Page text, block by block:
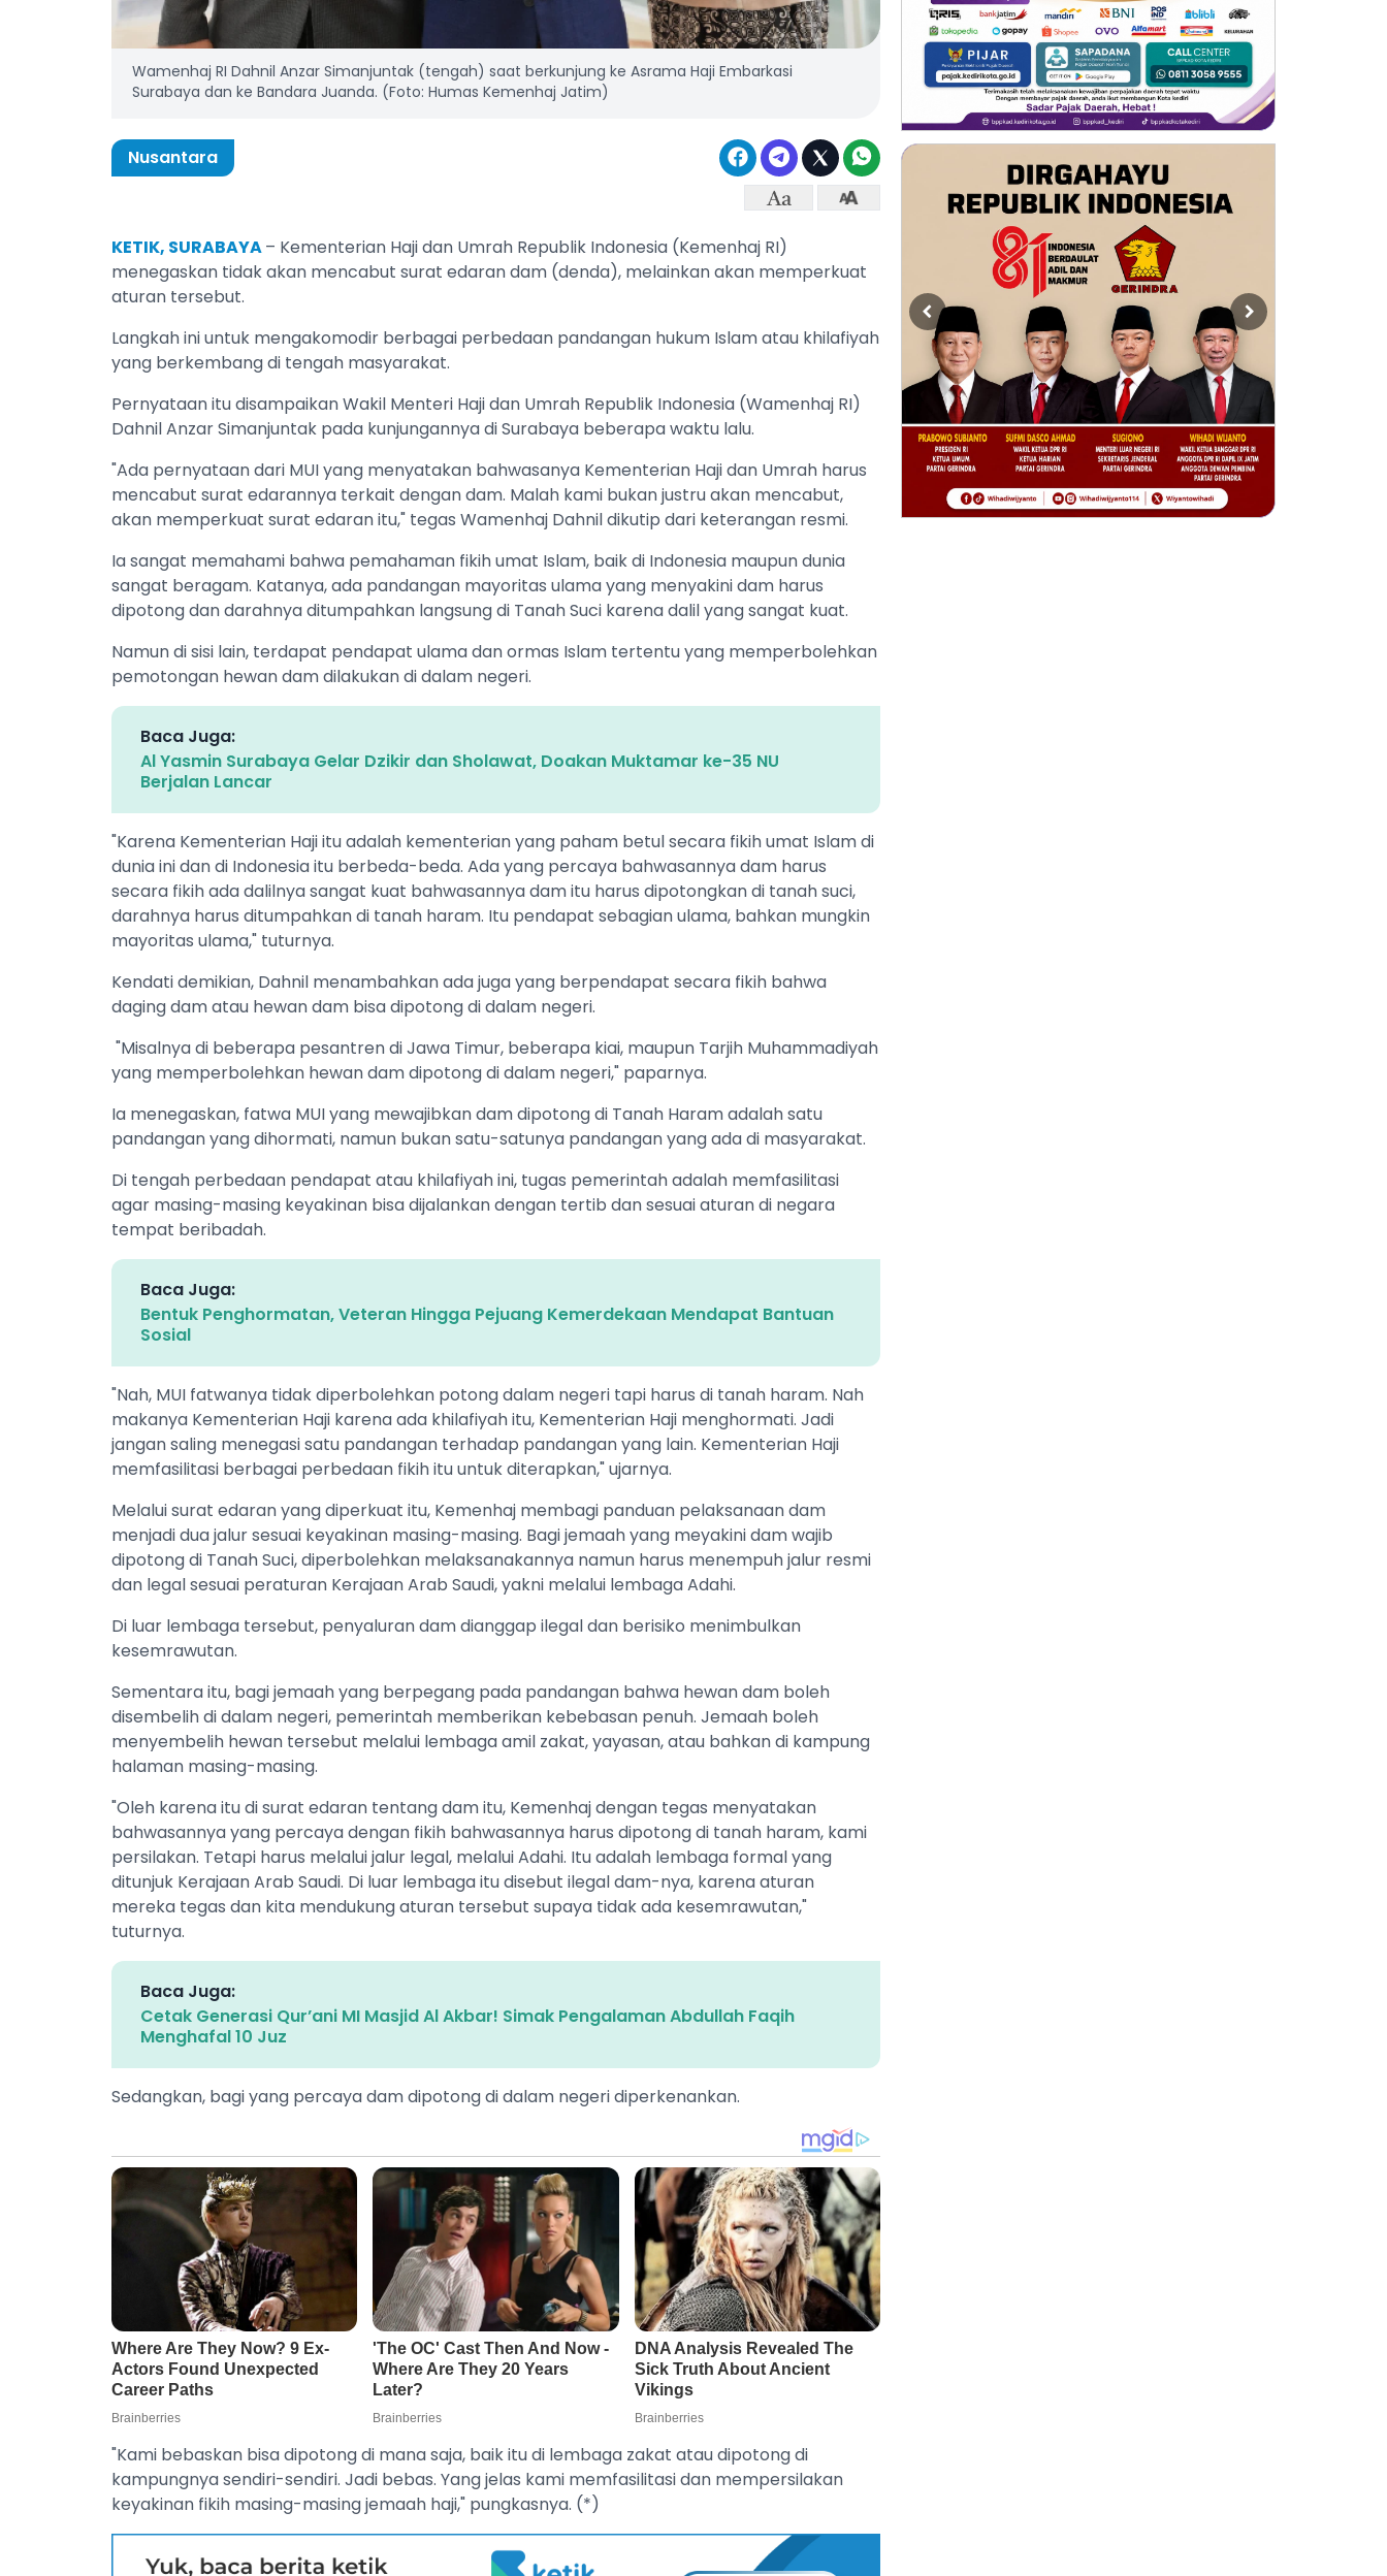
Wamenhaj RI Dahnil Anzar Simanjuntak (tengah) saat berkunjung ke Asrama Haji Embarkasi
Surabaya dan ke Bandara Juanda. (Foto: Humas Kemenhaj Jatim)
Nusantara
KETIK, SURABAYA– Kementerian Haji dan Umrah Republik Indonesia (Kemenhaj RI)
menegaskan tidak akan mencabut surat edaran dam (denda), melainkan akan memperkuat
aturan tersebut.
Langkah ini untuk mengakomodir berbagai perbedaan pandangan hukum Islam atau khilafiyah
yang berkembang di tengah masyarakat.
Pernyataan itu disampaikan Wakil Menteri Haji dan Umrah Republik Indonesia (Wamenhaj RI)
Dahnil Anzar Simanjuntak pada kunjungannya di Surabaya beberapa waktu lalu.
"Ada pernyataan dari MUI yang menyatakan bahwasanya Kementerian Haji dan Umrah harus
mencabut surat edarannya terkait dengan dam. Malah kami bukan justru akan mencabut,
akan memperkuat surat edaran itu," tegas Wamenhaj Dahnil dikutip dari keterangan resmi.
Ia sangat memahami bahwa pemahaman fikih umat Islam, baik di Indonesia maupun dunia
sangat beragam. Katanya, ada pandangan mayoritas ulama yang menyakini dam harus
dipotong dan darahnya ditumpahkan langsung di Tanah Suci karena dalil yang sangat kuat.
Namun di sisi lain, terdapat pendapat ulama dan ormas Islam tertentu yang memperbolehkan
pemotongan hewan dam dilakukan di dalam negeri.
Baca Juga:
Al Yasmin Surabaya Gelar Dzikir dan Sholawat, Doakan Muktamar ke-35 NU
Berjalan Lancar
"Karena Kementerian Haji itu adalah kementerian yang paham betul secara fikih umat Islam di
dunia ini dan di Indonesia itu berbeda-beda. Ada yang percaya bahwasannya dam harus
secara fikih ada dalilnya sangat kuat bahwasannya dam itu harus dipotongkan di tanah suci,
darahnya harus ditumpahkan di tanah haram. Itu pendapat sebagian ulama, bahkan mungkin
mayoritas ulama," tuturnya.
Kendati demikian, Dahnil menambahkan ada juga yang berpendapat secara fikih bahwa
daging dam atau hewan dam bisa dipotong di dalam negeri.
"Misalnya di beberapa pesantren di Jawa Timur, beberapa kiai, maupun Tarjih Muhammadiyah
yang memperbolehkan hewan dam dipotong di dalam negeri," paparnya.
Ia menegaskan, fatwa MUI yang mewajibkan dam dipotong di Tanah Haram adalah satu
pandangan yang dihormati, namun bukan satu-satunya pandangan yang ada di masyarakat.
Di tengah perbedaan pendapat atau khilafiyah ini, tugas pemerintah adalah memfasilitasi
agar masing-masing keyakinan bisa dijalankan dengan tertib dan sesuai aturan di negara
tempat beribadah.
Baca Juga:
Bentuk Penghormatan, Veteran Hingga Pejuang Kemerdekaan Mendapat Bantuan
Sosial
"Nah, MUI fatwanya tidak diperbolehkan potong dalam negeri tapi harus di tanah haram. Nah
makanya Kementerian Haji karena ada khilafiyah itu, Kementerian Haji menghormati. Jadi
jangan saling menegasi satu pandangan terhadap pandangan yang lain. Kementerian Haji
memfasilitasi berbagai perbedaan fikih itu untuk diterapkan," ujarnya.
Melalui surat edaran yang diperkuat itu, Kemenhaj membagi panduan pelaksanaan dam
menjadi dua jalur sesuai keyakinan masing-masing. Bagi jemaah yang meyakini dam wajib
dipotong di Tanah Suci, diperbolehkan melaksanakannya namun harus menempuh jalur resmi
dan legal sesuai peraturan Kerajaan Arab Saudi, yakni melalui lembaga Adahi.
Di luar lembaga tersebut, penyaluran dam dianggap ilegal dan berisiko menimbulkan
kesemrawutan.
Sementara itu, bagi jemaah yang berpegang pada pandangan bahwa hewan dam boleh
disembelih di dalam negeri, pemerintah memberikan kebebasan penuh. Jemaah boleh
menyembelih hewan tersebut melalui lembaga amil zakat, yayasan, atau bahkan di kampung
halaman masing-masing.
"Oleh karena itu di surat edaran tentang dam itu, Kemenhaj dengan tegas menyatakan
bahwasannya yang percaya dengan fikih bahwasannya harus dipotong di tanah haram, kami
persilakan. Tetapi harus melalui jalur legal, melalui Adahi. Itu adalah lembaga formal yang
ditunjuk Kerajaan Arab Saudi. Di luar lembaga itu disebut ilegal dam-nya, karena aturan
mereka tegas dan kita mendukung aturan tersebut supaya tidak ada kesemrawutan,"
tuturnya.
Baca Juga:
Cetak Generasi Qur’ani MI Masjid Al Akbar! Simak Pengalaman Abdullah Faqih
Menghafal 10 Juz
Sedangkan, bagi yang percaya dam dipotong di dalam negeri diperkenankan.
"Kami bebaskan bisa dipotong di mana saja, baik itu di lembaga zakat atau dipotong di
kampungnya sendiri-sendiri. Jadi bebas. Yang jelas kami memfasilitasi dan mempersilakan
keyakinan fikih masing-masing jemaah haji," pungkasnya. (*)